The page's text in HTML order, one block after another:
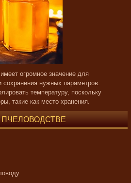
огромное значение для
сохранения нужных параметров.
температуру, поскольку
такие как место хранения.